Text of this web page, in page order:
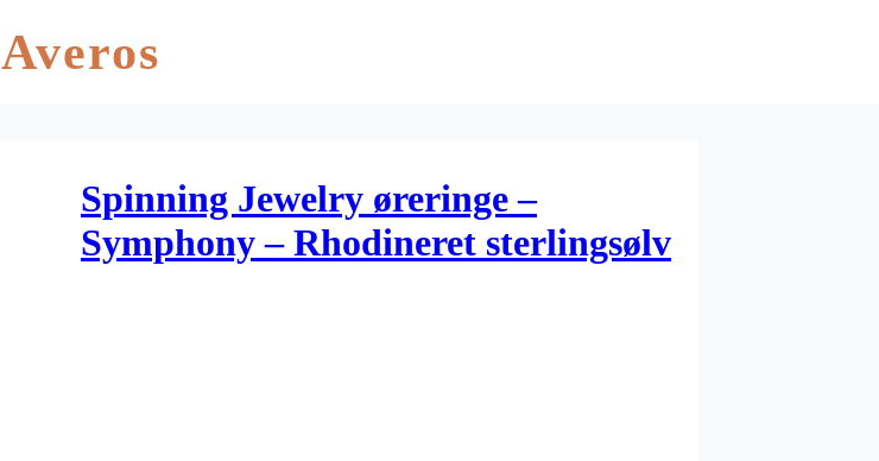
Averos
Spinning Jewelry øreringe –
Symphony – Rhodineret sterlingsølv